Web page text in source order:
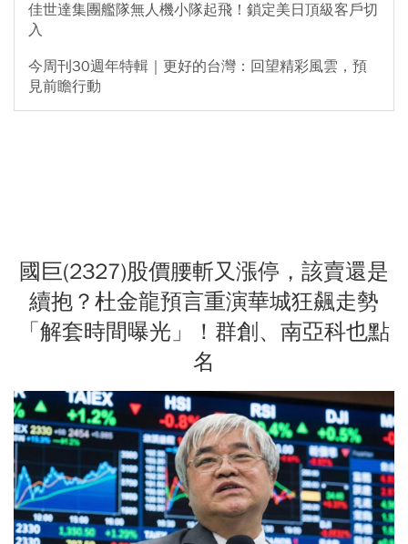
佳世達集團艦隊無人機小隊起飛！鎖定美日頂級客戶切
入
今周刊30週年特輯｜更好的台灣：回望精彩風雲，預
見前瞻行動
國巨(2327)股價腰斬又漲停，該賣還是
續抱？杜金龍預言重演華城狂飆走勢
「解套時間曝光」！群創、南亞科也點
名